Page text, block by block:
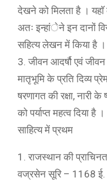
देखने को मिलता है ।
अतः इन्हांेने इन दानों
सहित्य लेखन में किया है ।
3. जीवन आदर्षौ एवं जीवन
मातृभूमि के प्रति दिव्य
षरणागत की रक्षा, नारी के
को पर्याप्त महत्व दिया है ।
साहित्य में प्रथम
1. राजस्थान की
वज्रसेन सूरि – 1168